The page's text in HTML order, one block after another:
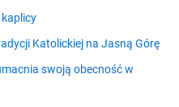
Katolickiej na Jasną Górę
swoją obecność w